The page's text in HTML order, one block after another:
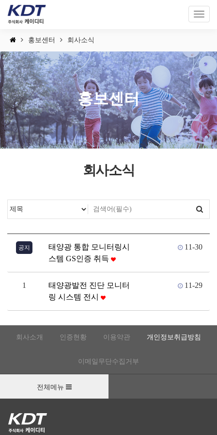
Toggle
홍보센터 회사소식
홍보센터
회사소식
공지
태양광 통합 모니터링시
스템 GS인증 취득
11-30
1
태양광발전 진단 모니터
링 시스템 전시
11-29
회사소개 인증현황 이용약관 개인정보취급방침
이메일무단수집거부
전체메뉴